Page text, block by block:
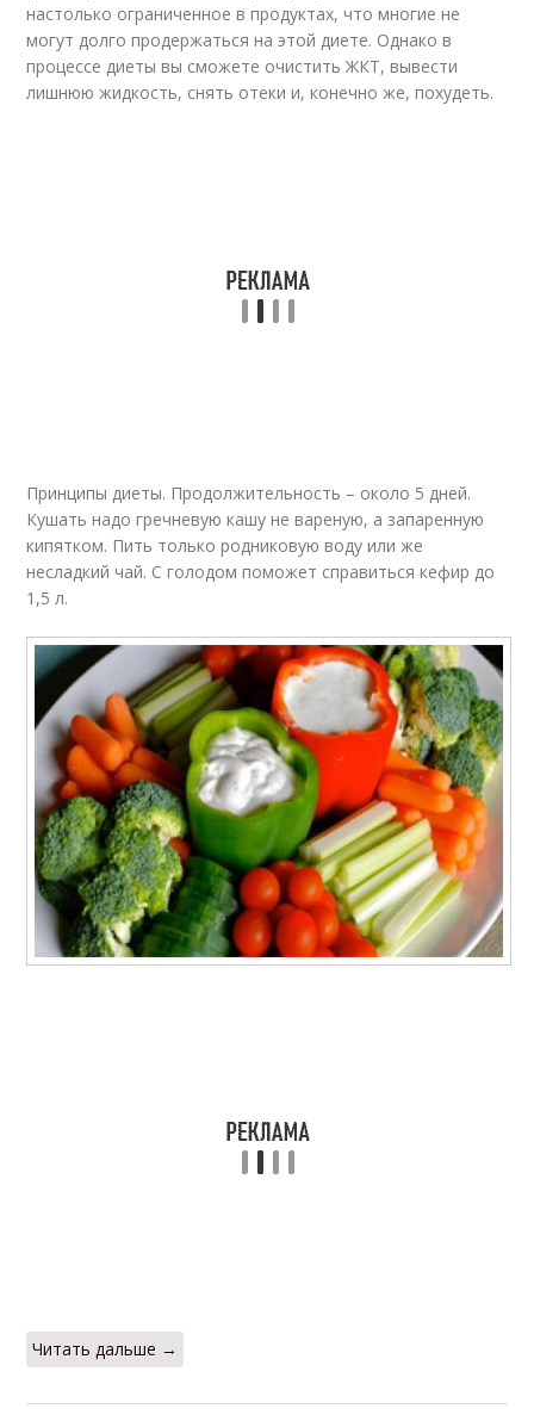
Японская диета
Результативные
Очистительная
диета
Протасовская диета
Каши для похудения Диета на кашах
Диета на молочных
Диета для женщин
настолько ограниченное в продуктах, что многие не
могут долго продержаться на этой диете. Однако в
процессе диеты вы сможете очистить ЖКТ, вывести
лишнюю жидкость, снять отеки и, конечно же, похудеть.
Принципы диеты. Продолжительность – около 5 дней.
Кушать надо гречневую кашу не вареную, а запаренную
кипятком. Пить только родниковую воду или же
несладкий чай. С голодом поможет справиться кефир до
1,5 л.
Читать дальше →